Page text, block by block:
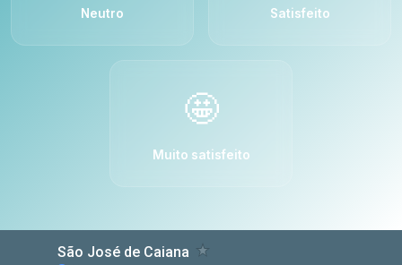
Neutro Satisfeito
🤩
Muito satisfeito